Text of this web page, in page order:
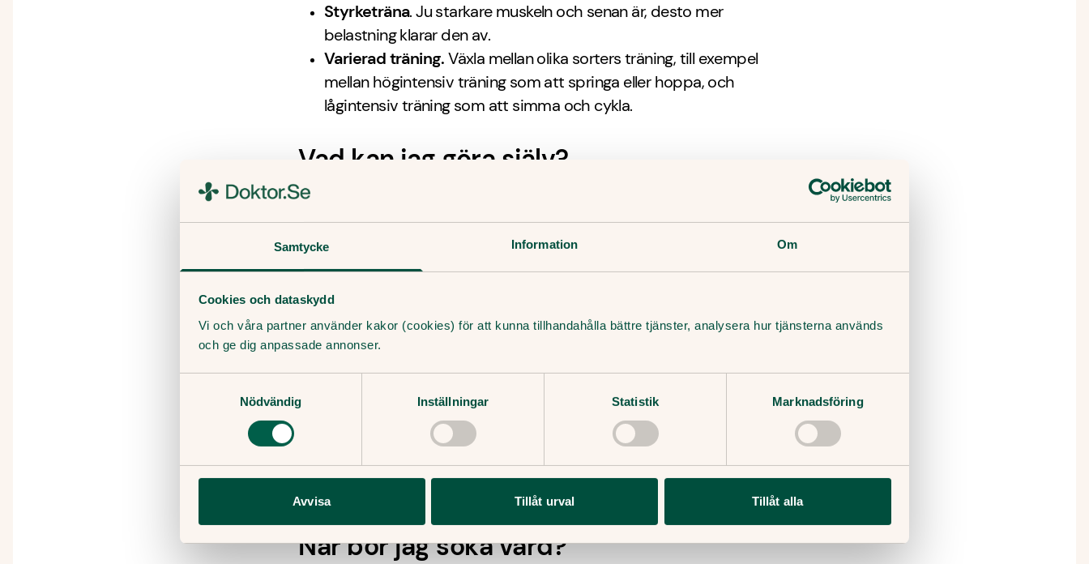
Samtycke Information Om
Cookies och dataskydd
Vi och våra partner använder kakor (cookies) för att kunna tillhandahålla bättre tjänster, analysera hur tjänsterna används
och ge dig anpassade annonser.
Nödvändig
Inställningar Statistik Marknadsföring
Avvisa Tillåt urval Tillåt alla
Styrketräna. Ju starkare muskeln och senan är, desto mer
belastning klarar den av.
Varierad träning.Växla mellan olika sorters träning, till exempel
mellan högintensiv träning som att springa eller hoppa, och
lågintensiv träning som att simma och cykla.
Vad kan jag göra själv?
Du kan lindra besvären genom att:
vila hälsenan, och vänta med träning tills besvären har gått över
använda bra skor och överväga att ha ett inlägg under hälen för att
ta receptfria värktabletter mot smärtan
Behandling vid hälsenebesvär
Hälsenebesvär går sällan över av sig själv. Smärtan kan minska, men
skadan är fortfarande kvar. Du kan få hjälp med styrketräning och
träningsplanering av en fysioterapeut.
I sällsynta fall kan besvären vara så svåra att de inte går över med
fysioterapi. Då kan du behöva en operation.
När bör jag söka vård?